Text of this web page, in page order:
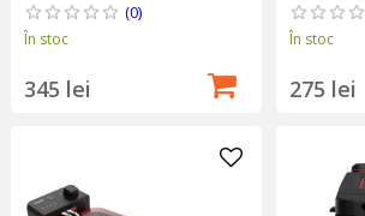
(0)
În stoc
345 lei
În stoc
275 lei